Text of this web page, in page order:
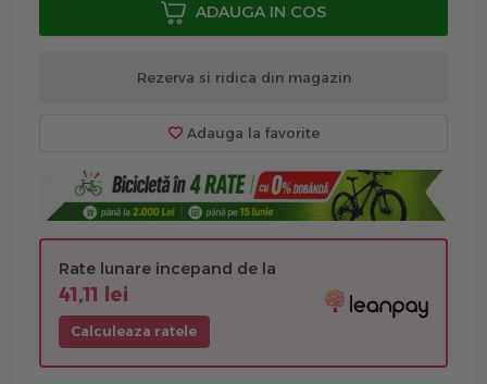
ADAUGA IN COS
Rezerva si ridica din magazin
Adauga la favorite
Rate lunare incepand de la
41,11 lei
Calculeaza ratele